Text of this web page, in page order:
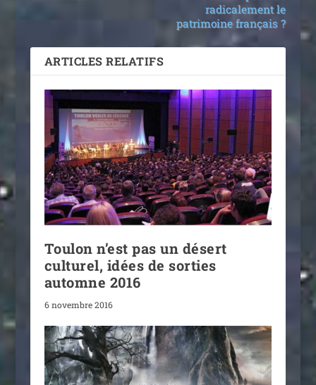
radicalement le
patrimoine français ?
ARTICLES RELATIFS
Toulon n’est pas un désert
culturel, idées de sorties
automne 2016
6 novembre 2016